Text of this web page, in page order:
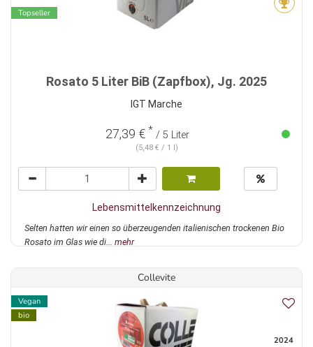
Topseller
Rosato 5 Liter BiB (Zapfbox), Jg. 2025
IGT Marche
27,39 € * / 5 Liter
(5,48 € / 1 l)
Lebensmittelkennzeichnung
Selten hatten wir einen so überzeugenden italienischen trockenen Bio
Rosato im Glas wie di... mehr
Collevite
Vegan
bio
2024